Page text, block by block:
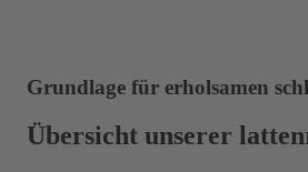
Grundlage für erholsamen
Übersicht unserer